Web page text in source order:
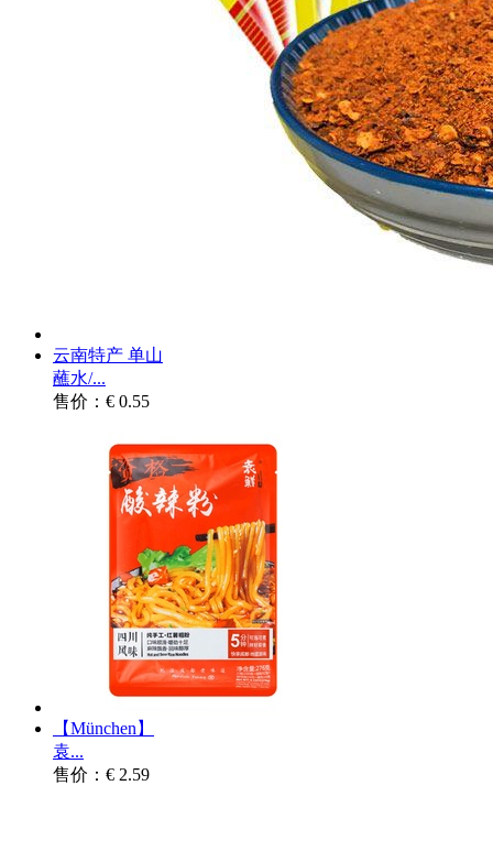
云南特产 单山
蘸水/...
售价：€ 0.55
【München】
袁...
售价：€ 2.59